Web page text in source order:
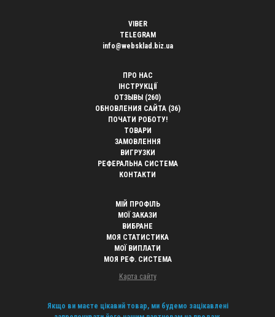
VIBER
TELEGRAM
info@websklad.biz.ua
ПРО НАС
ІНСТРУКЦІЇ
ОТЗЫВЫ (260)
ОБНОВЛЕНИЯ САЙТА (36)
ПОЧАТИ РОБОТУ!
ТОВАРИ
ЗАМОВЛЕННЯ
ВИГРУЗКИ
РЕФЕРАЛЬНА СИСТЕМА
КОНТАКТИ
МІЙ ПРОФІЛЬ
МОЇ ЗАКАЗИ
ВИБРАНЕ
МОЯ СТАТИСТИКА
МОЇ ВИПЛАТИ
МОЯ РЕФ. СИСТЕМА
Карта сайту
Якщо ви маєте цікавий товар, ми будемо зацікавлені